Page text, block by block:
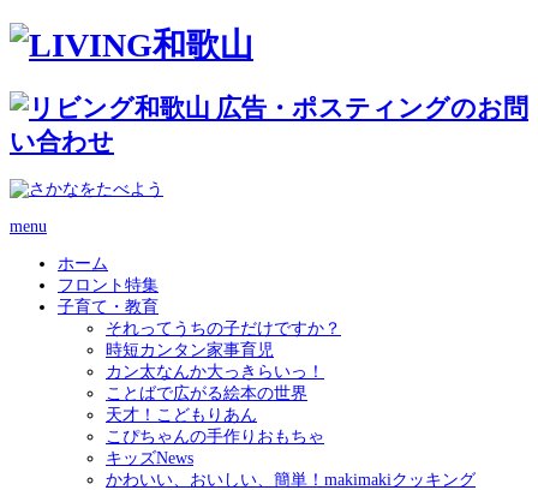
menu
ホーム
フロント特集
子育て・教育
それってうちの子だけですか？
時短カンタン家事育児
カン太なんか大っきらいっ！
ことばで広がる絵本の世界
天才！こどもりあん
こぴちゃんの手作りおもちゃ
キッズNews
かわいい、おいしい、簡単！makimakiクッキング